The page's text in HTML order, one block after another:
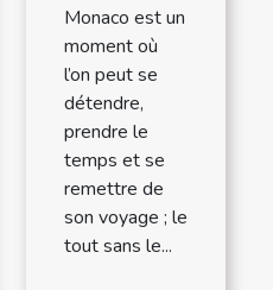
Monaco est un
moment où
l’on peut se
détendre,
prendre le
temps et se
remettre de
son voyage ; le
tout sans le...